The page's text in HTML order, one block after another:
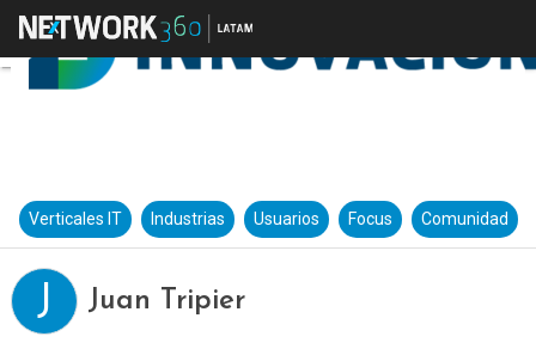
Verticales IT Industrias Usuarios Focus Comunidad
J Juan Tripier